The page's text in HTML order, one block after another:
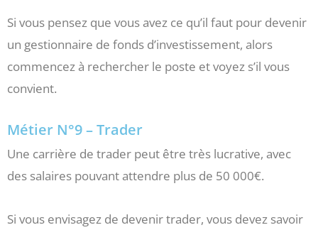
Si vous pensez que vous avez ce qu’il faut pour devenir
un gestionnaire de fonds d’investissement, alors
commencez à rechercher le poste et voyez s’il vous
convient.
Métier N°9 – Trader
Une carrière de trader peut être très lucrative, avec
des salaires pouvant attendre plus de 50 000€.
Si vous envisagez de devenir trader, vous devez savoir